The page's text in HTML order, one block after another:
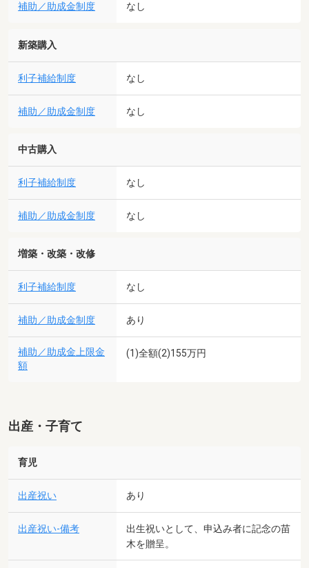
補助／助成金制度 なし
新築購入
利子補給制度 なし
補助／助成金制度 なし
中古購入
利子補給制度 なし
補助／助成金制度 なし
増築・改築・改修
利子補給制度 なし
補助／助成金制度 あり
補助／助成金上限金
額
(1)全額(2)155万円
出産・子育て
育児
出産祝い あり
出産祝い-備考
出生祝いとして、申込み者に記念の苗
木を贈呈。